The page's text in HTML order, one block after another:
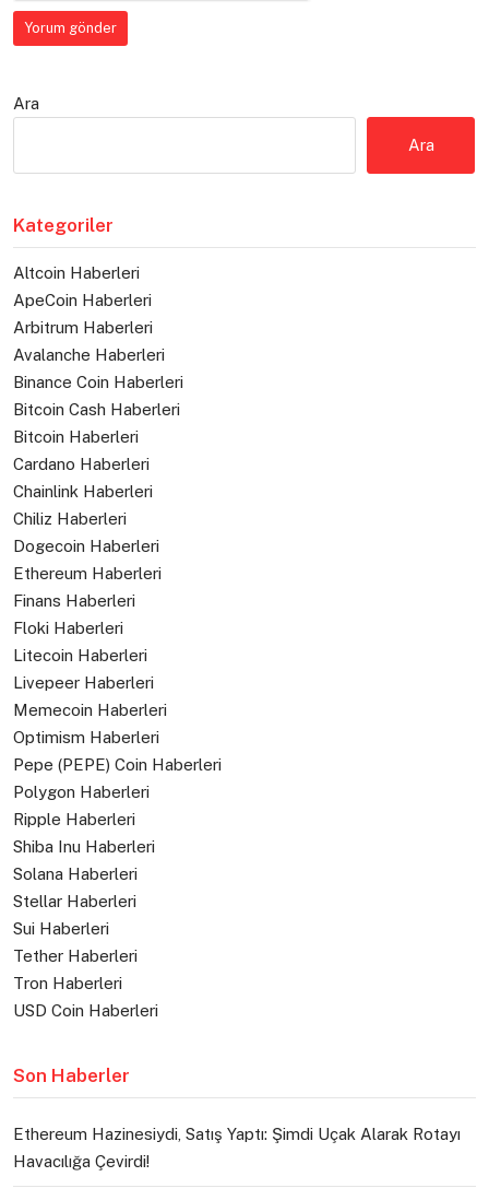
Ara
Ara
Kategoriler
Altcoin Haberleri
ApeCoin Haberleri
Arbitrum Haberleri
Avalanche Haberleri
Binance Coin Haberleri
Bitcoin Cash Haberleri
Bitcoin Haberleri
Cardano Haberleri
Chainlink Haberleri
Chiliz Haberleri
Dogecoin Haberleri
Ethereum Haberleri
Finans Haberleri
Floki Haberleri
Litecoin Haberleri
Livepeer Haberleri
Memecoin Haberleri
Optimism Haberleri
Pepe (PEPE) Coin Haberleri
Polygon Haberleri
Ripple Haberleri
Shiba Inu Haberleri
Solana Haberleri
Stellar Haberleri
Sui Haberleri
Tether Haberleri
Tron Haberleri
USD Coin Haberleri
Son Haberler
Ethereum Hazinesiydi, Satış Yaptı: Şimdi Uçak Alarak Rotayı
Havacılığa Çevirdi!